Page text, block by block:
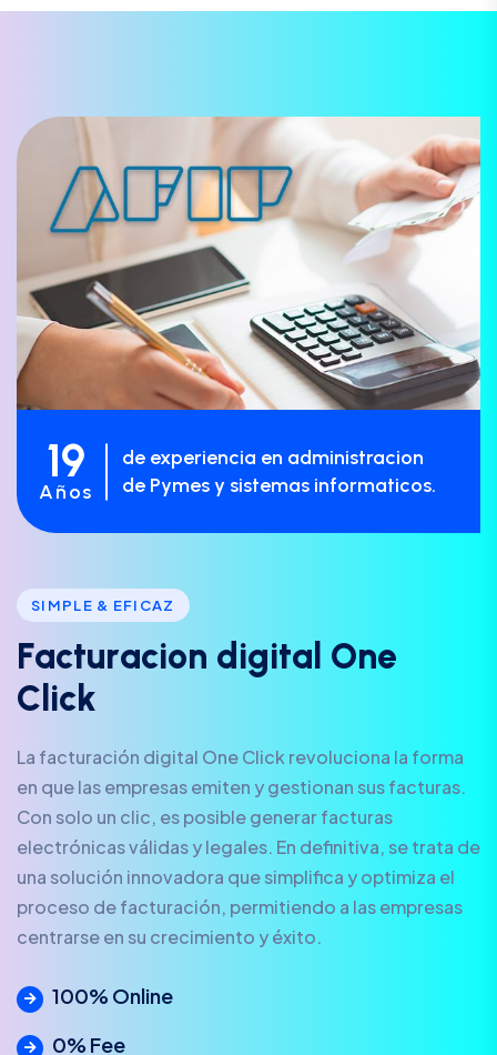
19
Años
de experiencia en administracion
de Pymes y sistemas informaticos.
SIMPLE & EFICAZ
Facturacion d igita One
C ick
La facturación digital One Click revoluciona la forma
en que las empresas emiten y gestionan sus facturas.
Con solo un clic, es posible generar facturas
electrónicas válidas y legales. En definitiva, se trata de
una solución innovadora que simplifica y optimiza el
proceso de facturación, permitiendo a las empresas
centrarse en su crecimiento y éxito.
100% Online
0% Fee